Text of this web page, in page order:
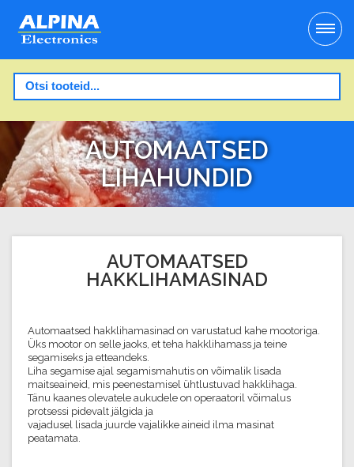
AUTOMAATSED
LIHAHUNDID
AUTOMAATSED
HAKKLIHAMASINAD
Automaatsed hakklihamasinad on varustatud kahe mootoriga.
Üks mootor on selle jaoks, et teha hakklihamass ja teine
segamiseks ja etteandeks.
Liha segamise ajal segamismahutis on võimalik lisada
maitseaineid, mis peenestamisel ühtlustuvad hakklihaga.
Tänu kaanes olevatele aukudele on operaatoril võimalus
protsessi pidevalt jälgida ja
vajadusel lisada juurde vajalikke aineid ilma masinat
peatamata.